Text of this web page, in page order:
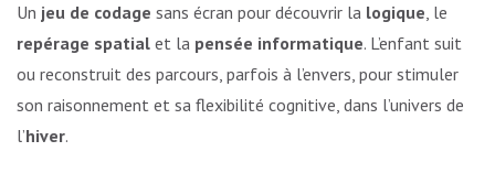
Un jeu de codage sans écran pour découvrir la logique, le
repérage spatial et la pensée informatique. L’enfant suit
ou reconstruit des parcours, parfois à l’envers, pour stimuler
son raisonnement et sa flexibilité cognitive, dans l’univers de
l’hiver.